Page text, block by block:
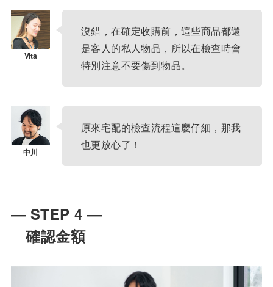
沒錯，在確定收購前，這些商品都還
是客人的私人物品，所以在檢查時會
特別注意不要傷到物品。
原來宅配的檢查流程這麼仔細，那我
也更放心了！
― STEP 4 ―
確認金額